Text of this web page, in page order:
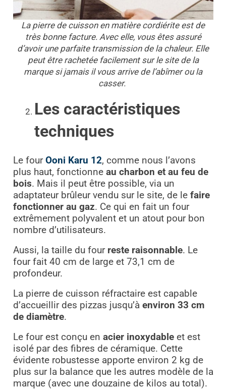
La pierre de cuisson en matière cordiérite est de
très bonne facture. Avec elle, vous êtes assuré
d’avoir une parfaite transmission de la chaleur. Elle
peut être rachetée facilement sur le site de la
marque si jamais il vous arrive de l’abîmer ou la
casser.
Les caractéristiques
techniques
Le fourOoni Karu 12, comme nous l’avons
plus haut, fonctionne au charbon et au feu de
bois. Mais il peut être possible, via un
adaptateur brûleur vendu sur le site, de le faire
fonctionner au gaz. Ce qui en fait un four
extrêmement polyvalent et un atout pour bon
nombre d’utilisateurs.
Aussi, la taille du four reste raisonnable. Le
four fait 40 cm de large et 73,1 cm de
profondeur.
La pierre de cuisson réfractaire est capable
d’accueillir des pizzas jusqu’à environ 33 cm
de diamètre.
Le four est conçu en acier inoxydableet est
isolé par des fibres de céramique. Cette
évidente robustesse apporte environ 2 kg de
plus sur la balance que les autres modèle de la
marque (avec une douzaine de kilos au total).